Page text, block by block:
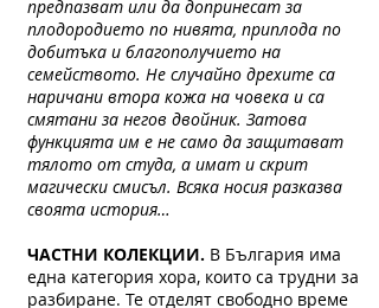
предпазват или да допринесат за
плодородието по нивята, приплода по
добитъка и благополучието на
семейството. Не случайно дрехите са
наричани втора кожа на човека и са
смятани за негов двойник. Затова
функцията им е не само да защитават
тялото от студа, а имат и скрит
магически смисъл. Всяка носия разказва
своята история…
ЧАСТНИ КОЛЕКЦИИ. В България има
една категория хора, които са трудни за
разбиране. Те отделят свободно време